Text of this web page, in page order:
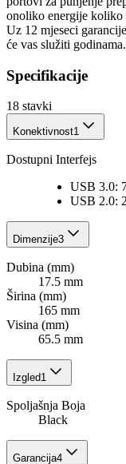
onoliko energije koliko
Uz 12 mjeseci
će vas služiti godinama.
Specifikacije
18 stavki
Konektivnost1
Dostupni Interfejs
USB 3.0:
USB 2.0:
Dimenzije3
Dubina (mm)
17.5 mm
Širina (mm)
165 mm
Visina (mm)
65.5 mm
Izgled1
Spoljašnja Boja
Black
Garancija4